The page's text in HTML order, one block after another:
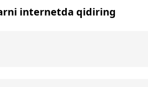
internetda qidiring